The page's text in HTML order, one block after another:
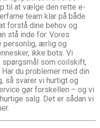
til at vælge den rette e-
team klar på både
forstå dine behov og
stå inde for. Vores
personlig, ærlig og
ikke bots. Vi
som coilskift,
du problemer med din
så svarer vi hurtigt og
gør forskellen – og vi
salg. Det er sådan vi